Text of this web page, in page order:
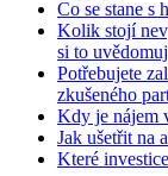
Co se stane s
Kolik stojí
si to
Potřebujete
zkušeného
Kdy je nájem
Jak ušetřit na
Které